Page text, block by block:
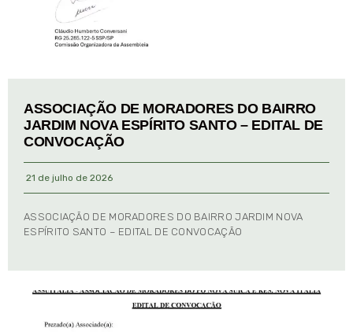
ASSOCIAÇÃO DE MORADORES DO BAIRRO
JARDIM NOVA ESPÍRITO SANTO – EDITAL DE
CONVOCAÇÃO
21 de julho de 2026
ASSOCIAÇÃO DE MORADORES DO BAIRRO JARDIM NOVA
ESPÍRITO SANTO – EDITAL DE CONVOCAÇÃO